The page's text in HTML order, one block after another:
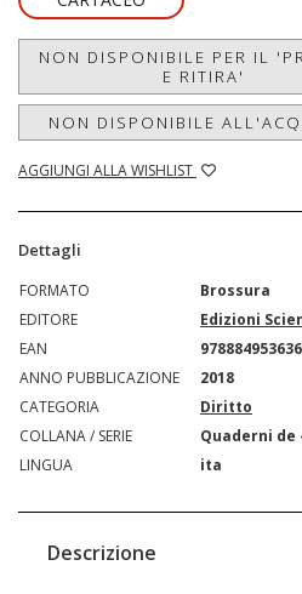
NON DISPONIBILE PER IL
E RITIRA'
NON DISPONIBILE
AGGIUNGI ALLA WISHLIST
Dettagli
FORMATO
Brossura
EDITORE
Edizioni
EAN
ANNO PUBBLICAZIONE
2018
CATEGORIA
Diritto
COLLANA / SERIE
Quaderni de
LINGUA
ita
Descrizione